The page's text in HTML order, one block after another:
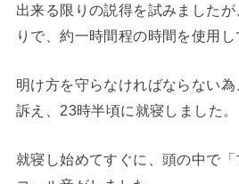
出来る限りの説得を試みました
りで、約一時間程の時間を使用し
明け方を守らなければならない
訴え、23時半頃に就寝しました。
就寝し始めてすぐに、頭の中で